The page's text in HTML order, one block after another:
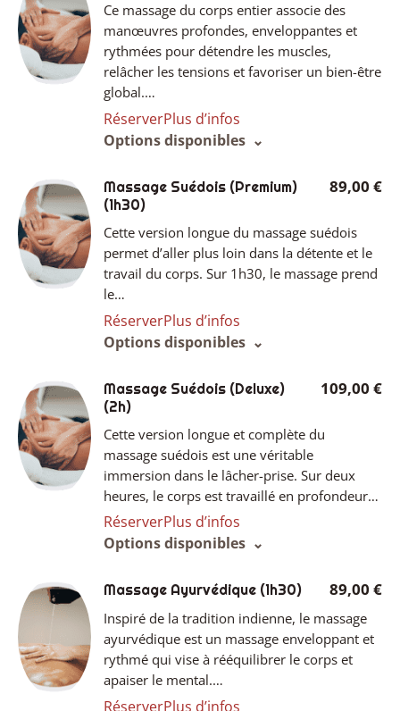
Ce massage du corps entier associe des
manœuvres profondes, enveloppantes et
rythmées pour détendre les muscles,
relâcher les tensions et favoriser un bien-être
global.…
RéserverPlus d’infos
Options disponibles
Massage Suédois (Premium)
(1h30)
89,00 €
Cette version longue du massage suédois
permet d’aller plus loin dans la détente et le
travail du corps. Sur 1h30, le massage prend
le…
RéserverPlus d’infos
Options disponibles
Massage Suédois (Deluxe)
(2h)
109,00 €
Cette version longue et complète du
massage suédois est une véritable
immersion dans le lâcher-prise. Sur deux
heures, le corps est travaillé en profondeur…
RéserverPlus d’infos
Options disponibles
Massage Ayurvédique (1h30) 89,00 €
Inspiré de la tradition indienne, le massage
ayurvédique est un massage enveloppant et
rythmé qui vise à rééquilibrer le corps et
apaiser le mental.…
RéserverPlus d’infos